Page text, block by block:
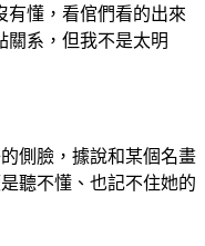
有懂，看倌們看的出來
關系，但我不是太明
側臉，據說和某個名畫
聽不懂、也記不住她的